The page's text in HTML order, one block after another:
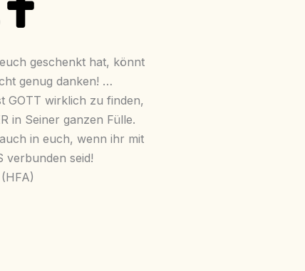
geschenkt hat, könnt
genug danken! …
GOTT wirklich zu finden,
in Seiner ganzen Fülle.
in euch, wenn ihr mit
verbunden seid!
(HFA)